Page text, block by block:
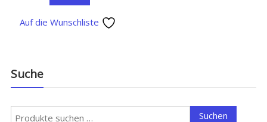
Auf die Wunschliste
Suche
Suchen
Suchen